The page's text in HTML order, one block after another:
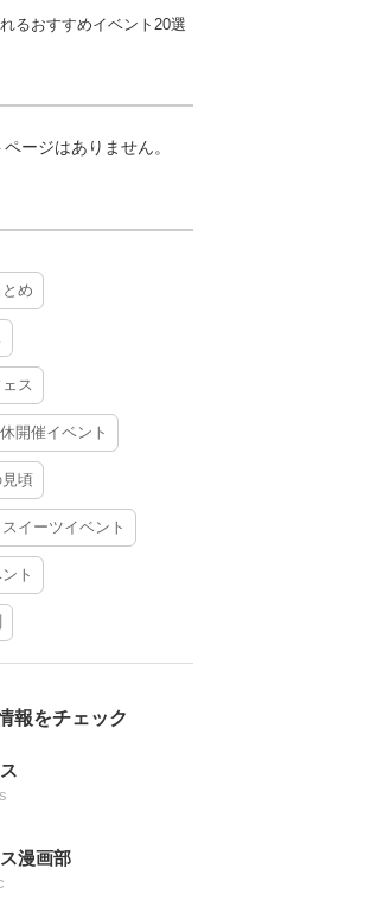
るおすすめイベント20選
ージはありません。
め
ス
開催イベント
頃
スイーツイベント
ト
報をチェック
漫画部